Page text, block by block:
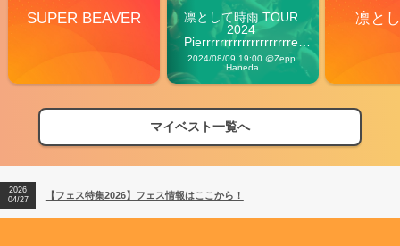
SUPER BEAVER
凛として時雨 TOUR
2024
Pierrrrrrrrrrrrrrrrrrrre
Vibes
2024/08/09 19:00 @Zepp
Haneda
凛と
マイベスト一覧へ
【フェス特集2026】フェス情報はここから！
【ライブ動員ランキング】2026年上半期編発表！
2026
04/27
【フェス特集2026】フェス情報はここから！
2026